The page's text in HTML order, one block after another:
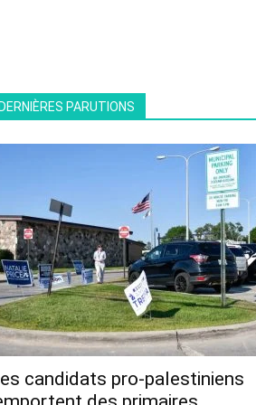
PARUTIONS
candidats pro-palestiniens